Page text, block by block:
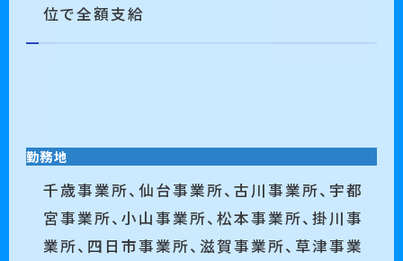
位で全額⽀給
勤務地
千歳事業所、仙台事業所、古川事業所、宇都
宮事業所、小山事業所、松本事業所、掛川事
業所、四日市事業所、滋賀事業所、草津事業